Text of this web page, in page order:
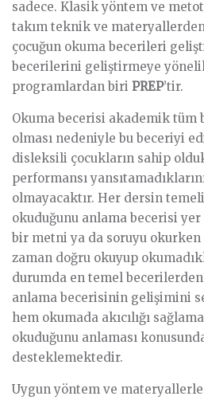
sadece. Klasik yöntem ve
takım teknik ve
çocuğun okuma becerileri
becerilerini geliştirmeye
programlardan biri PREP’tir.
Okuma becerisi akademik tüm
olması nedeniyle bu beceriyi
disleksili çocukların sahip
performansı
olmayacaktır. Her dersin
okuduğunu anlama becerisi
bir metni ya da soruyu okurken
zaman doğru okuyup
durumda en temel
anlama becerisinin gelişimini
hem okumada akıcılığı
okuduğunu anlaması
desteklemektedir.
Uygun yöntem ve